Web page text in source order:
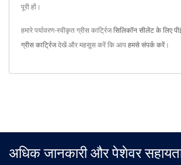
पूरी हों।
हमारे पर्यावरण-स्वीकृत ग्रीस कार्ट्रिजसिलिकॉन सीलेंट के लिए
ग्रीस कार्ट्रिजदेखें और महसूस करें कि आप हमसे संपर्क करें।
अधिक जानकारी और पेशेवर